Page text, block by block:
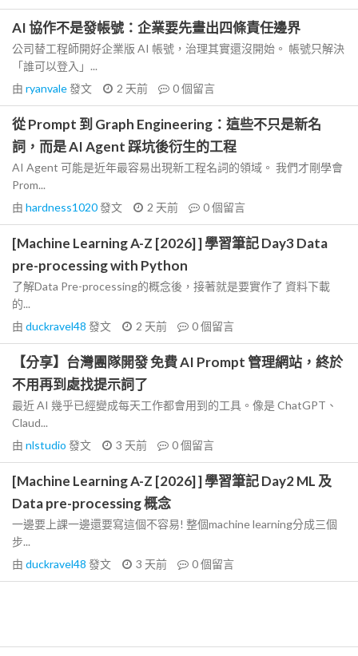
AI 協作不是發帳號：企業要先畫出四條責任邊界
公司替工程師開好企業版 AI 帳號，治理其實還沒開始。 帳號只解決
「誰可以登入」...
由 ryanvale發文 2 天前 0個留言
從 Prompt 到 Graph Engineering：這些不只是新名
詞，而是 AI Agent 踩坑後衍生的工程
AI Agent 可能是近年最容易出現新工程名詞的領域。 我們才剛學會
Prom...
由 hardness1020發文 2 天前 0個留言
[Machine Learning A-Z [2026] ] 學習筆記 Day3 Data
pre-processing with Python
了解Data Pre-processing的概念後，接著就是要實作了 資料下載
的...
由 duckravel48 發文 2 天前 0個留言
【分享】台灣團隊開發 免費 AI Prompt 管理網站，終於
不用再到處找提示詞了
最近 AI 幾乎已經變成每天工作都會用到的工具。像是 ChatGPT、
Claud...
由 nlstudio 發文 3 天前 0個留言
[Machine Learning A-Z [2026] ] 學習筆記 Day2 ML 及
Data pre-processing 概念
一邊要上課一邊還要寫這個不容易! 整個machine learning分成三個
步...
由 duckravel48 發文 3 天前 0個留言